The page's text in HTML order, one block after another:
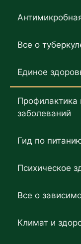
Все о
Единое
заболеваний
Гид по
Психическое
Все о
Климат и